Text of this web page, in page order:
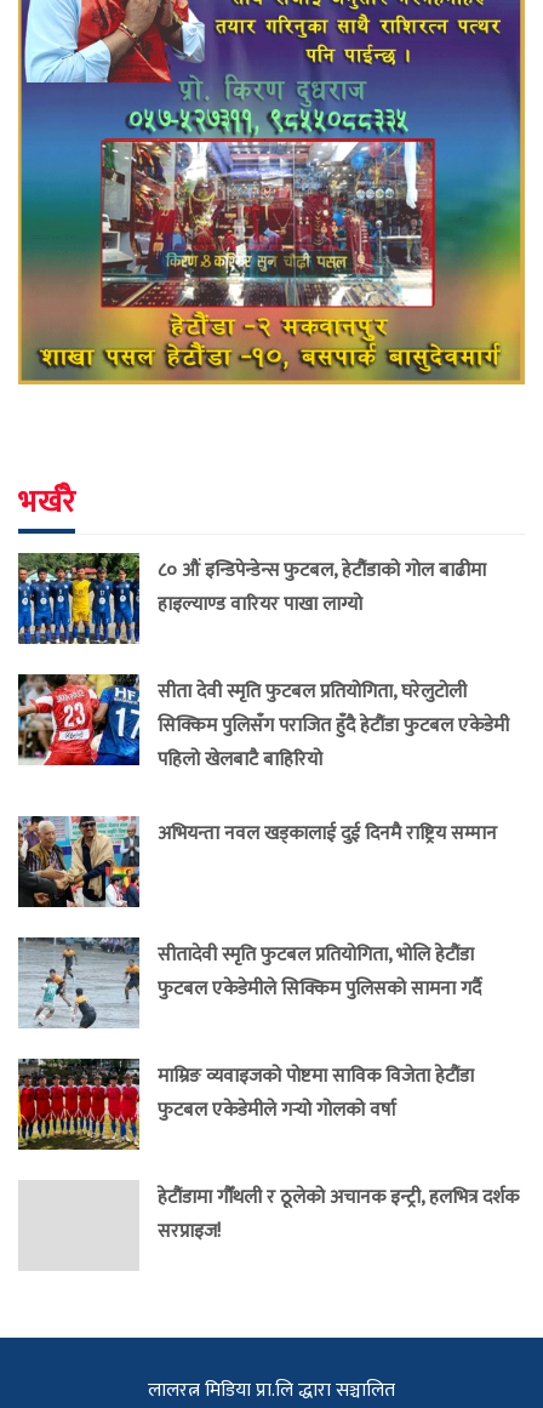
भर्खरै
८० औं इन्डिपेन्डेन्स फुटबल, हेटौंडाको गोल बाढीमा
हाइल्याण्ड वारियर पाखा लाग्यो
सीता देवी स्मृति फुटबल प्रतियोगिता, घरेलुटोली
सिक्किम पुलिसँग पराजित हुँदै हेटौंडा फुटबल एकेडेमी
पहिलो खेलबाटै बाहिरियो
अभियन्ता नवल खड्कालाई दुई दिनमै राष्ट्रिय सम्मान
सीतादेवी स्मृति फुटबल प्रतियोगिता, भोलि हेटौंडा
फुटबल एकेडेमीले सिक्किम पुलिसको सामना गर्दै
माम्रिङ व्यवाइजको पोष्टमा साविक विजेता हेटौंडा
फुटबल एकेडेमीले गर्‍यो गोलको वर्षा
हेटौंडामा गौँथली र ठूलेको अचानक इन्ट्री, हलभित्र दर्शक
सरप्राइज!
लालरत्न मिडिया प्रा.लि द्धारा सञ्चालित